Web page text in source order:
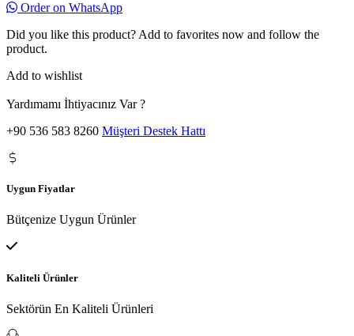
Order on WhatsApp
Did you like this product? Add to favorites now and follow the
product.
Add to wishlist
Yardımamı İhtiyacınız Var ?
+90 536 583 8260 Müşteri Destek Hattı
Uygun Fiyatlar
Bütçenize Uygun Ürünler
Kaliteli Ürünler
Sektörün En Kaliteli Ürünleri